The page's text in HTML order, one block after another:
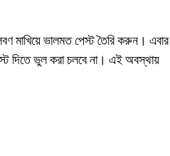
মাখিয়ে ভালমত পেস্ট তৈরি করুন। এবার
দিতে ভুল করা চলবে না। এই অবস্থায়